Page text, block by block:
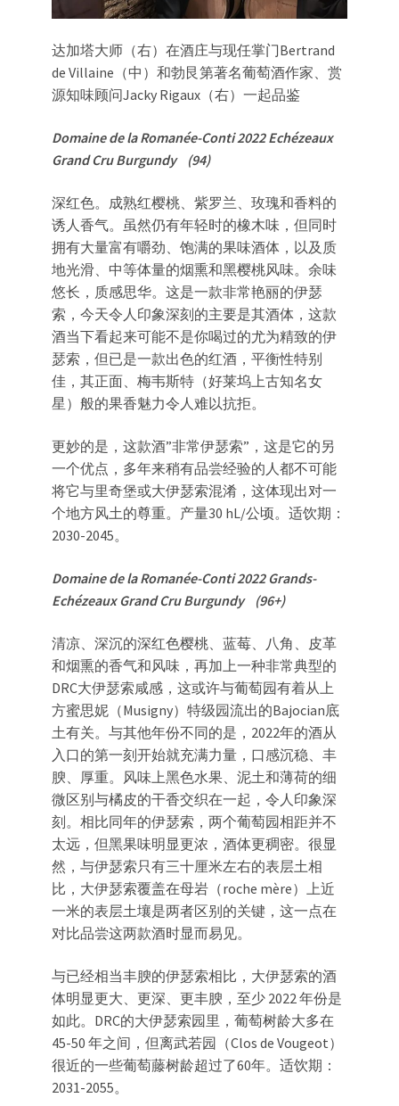
达加塔大师（右）在酒庄与现任掌门Bertrand
de Villaine（中）和勃艮第著名葡萄酒作家、赏
源知味顾问Jacky Rigaux（右）一起品鉴
Domaine de la Romanée-Conti 2022 Echézeaux
Grand Cru Burgundy (94)
深红色。成熟红樱桃、紫罗兰、玫瑰和香料的
诱人香气。虽然仍有年轻时的橡木味，但同时
拥有大量富有嚼劲、饱满的果味酒体，以及质
地光滑、中等体量的烟熏和黑樱桃风味。余味
悠长，质感思华。这是一款非常艳丽的伊瑟
索，今天令人印象深刻的主要是其酒体，这款
酒当下看起来可能不是你喝过的尤为精致的伊
瑟索，但已是一款出色的红酒，平衡性特别
佳，其正面、梅韦斯特（好莱坞上古知名女
星）般的果香魅力令人难以抗拒。
更妙的是，这款酒”非常伊瑟索”，这是它的另
一个优点，多年来稍有品尝经验的人都不可能
将它与里奇堡或大伊瑟索混淆，这体现出对一
个地方风土的尊重。产量30 hL/公顷。适饮期：
2030-2045。
Domaine de la Romanée-Conti 2022 Grands-
Echézeaux Grand Cru Burgundy (96+)
清凉、深沉的深红色樱桃、蓝莓、八角、皮革
和烟熏的香气和风味，再加上一种非常典型的
DRC大伊瑟索咸感，这或许与葡萄园有着从上
方蜜思妮（Musigny）特级园流出的Bajocian底
土有关。与其他年份不同的是，2022年的酒从
入口的第一刻开始就充满力量，口感沉稳、丰
腴、厚重。风味上黑色水果、泥土和薄荷的细
微区别与橘皮的干香交织在一起，令人印象深
刻。相比同年的伊瑟索，两个葡萄园相距并不
太远，但黑果味明显更浓，酒体更稠密。很显
然，与伊瑟索只有三十厘米左右的表层土相
比，大伊瑟索覆盖在母岩（roche mère）上近
一米的表层土壤是两者区别的关键，这一点在
对比品尝这两款酒时显而易见。
与已经相当丰腴的伊瑟索相比，大伊瑟索的酒
体明显更大、更深、更丰腴，至少 2022 年份是
如此。DRC的大伊瑟索园里，葡萄树龄大多在
45-50 年之间，但离武若园（Clos de Vougeot）
很近的一些葡萄藤树龄超过了60年。适饮期：
2031-2055。